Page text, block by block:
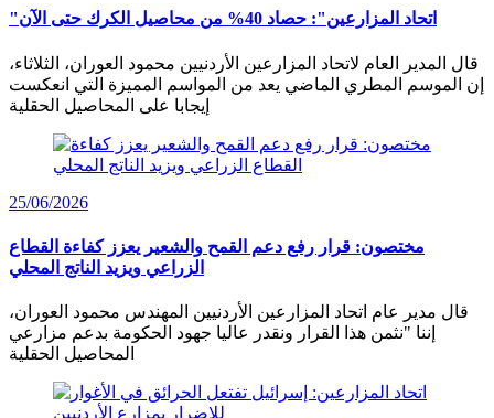
"اتحاد المزارعين": حصاد 40% من محاصيل الكرك حتى الآن
قال المدير العام لاتحاد المزارعين الأردنيين محمود العوران، الثلاثاء،
إن الموسم المطري الماضي يعد من المواسم المميزة التي انعكست
إيجابا على المحاصيل الحقلية
25/06/2026
مختصون: قرار رفع دعم القمح والشعير يعزز كفاءة القطاع
الزراعي ويزيد الناتج المحلي
قال مدير عام اتحاد المزارعين الأردنيين المهندس محمود العوران،
إننا "نثمن هذا القرار ونقدر عاليا جهود الحكومة بدعم مزارعي
المحاصيل الحقلية